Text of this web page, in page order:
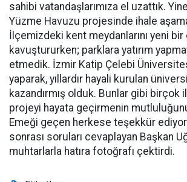
sahibi vatandaşlarımıza el uzattık.
Yüzme Havuzu projesinde ihale
İlçemizdeki kent meydanlarını yeni
kavuştururken; parklara yatırım
etmedik. İzmir Katip Çelebi
yaparak, yıllardır hayali kurulan
kazandırmış olduk. Bunlar gibi birçok
projeyi hayata geçirmenin
Emeği geçen herkese teşekkür
sonrası soruları cevaplayan Başkan
muhtarlarla hatıra fotoğrafı çektirdi.